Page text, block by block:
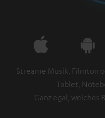
Streame Musik, Filmton
Tablet,
Ganz egal, welches